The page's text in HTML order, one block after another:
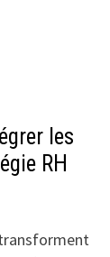
les
RH